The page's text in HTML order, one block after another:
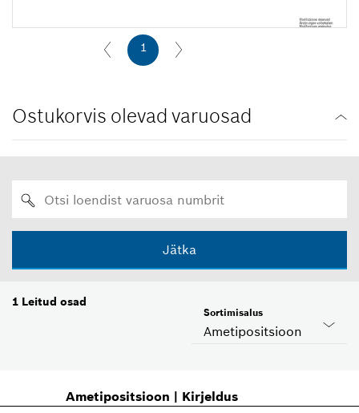
1
Ostukorvis olevad varuosad
Jätka
1 Leitud osad
Ametipositsioon
Sortimisalus
Ametipositsioon | Kirjeldus